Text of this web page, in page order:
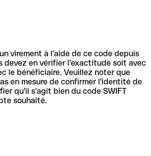
virement à l'aide de ce code depuis
devez en vérifier l'exactitude soit avec
le bénéficiaire. Veuillez noter que
en mesure de confirmer l'identité de
qu'il s'agit bien du code SWIFT
souhaité.